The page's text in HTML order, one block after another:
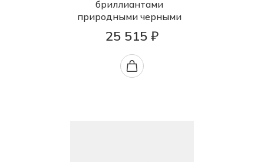
бриллиантами
природными черными
25 515 ₽